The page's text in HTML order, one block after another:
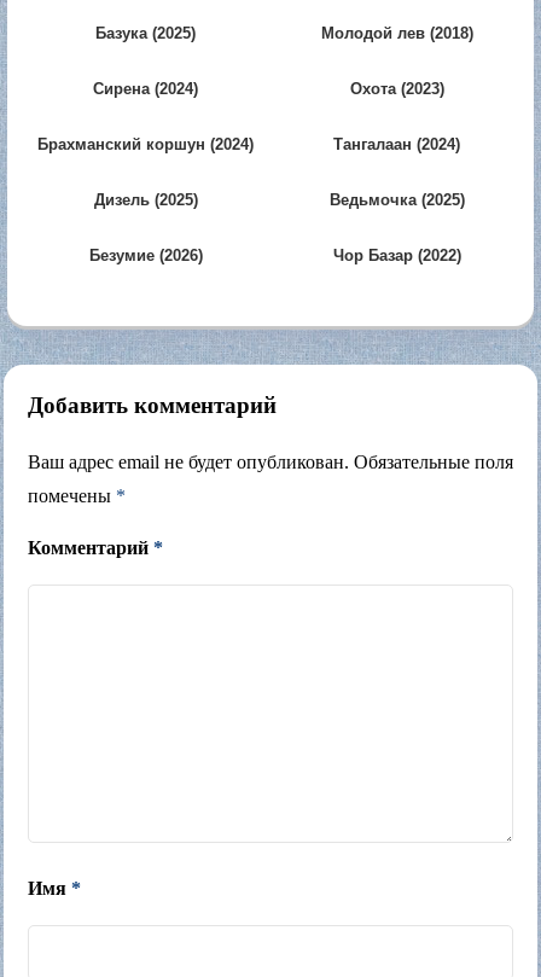
Базука (2025) Молодой лев (2018)
Сирена (2024) Охота (2023)
Брахманский коршун (2024) Тангалаан (2024)
Дизель (2025) Ведьмочка (2025)
Безумие (2026) Чор Базар (2022)
Добавить комментарий
Ваш адрес email не будет опубликован. Обязательные поля
помечены *
Комментарий *
Имя *